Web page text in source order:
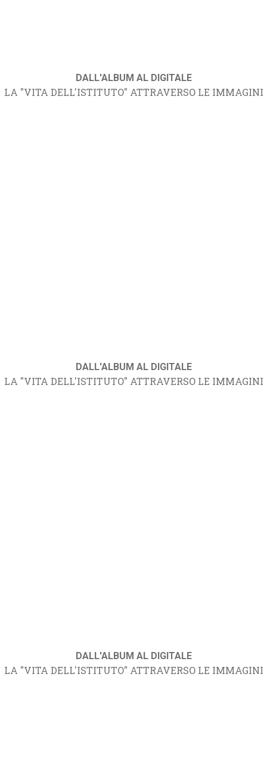
DALL'ALBUM AL DIGITALE
LA "VITA DELL'ISTITUTO" ATTRAVERSO LE IMMAGINI
DALL'ALBUM AL DIGITALE
LA "VITA DELL'ISTITUTO" ATTRAVERSO LE IMMAGINI
DALL'ALBUM AL DIGITALE
LA "VITA DELL'ISTITUTO" ATTRAVERSO LE IMMAGINI